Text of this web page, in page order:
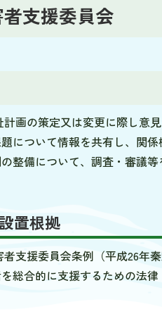
支援委員会
計画の策定又は変更に際し意
について情報を共有し、関
整備について、調査・審議等
置根拠
支援委員会条例（平成26年
総合的に支援するための法